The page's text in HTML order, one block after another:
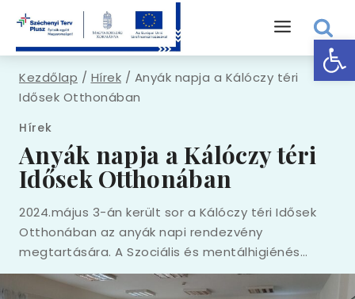
Kezdőlap / Hírek / Anyák napja a Kálóczy téri
Idősek Otthonában
Hírek
Anyák napja a Kálóczy téri
Idősek Otthonában
2024.május 3-án került sor a Kálóczy téri Idősek
Otthonában az anyák napi rendezvény
megtartására. A Szociális és mentálhigiénés…